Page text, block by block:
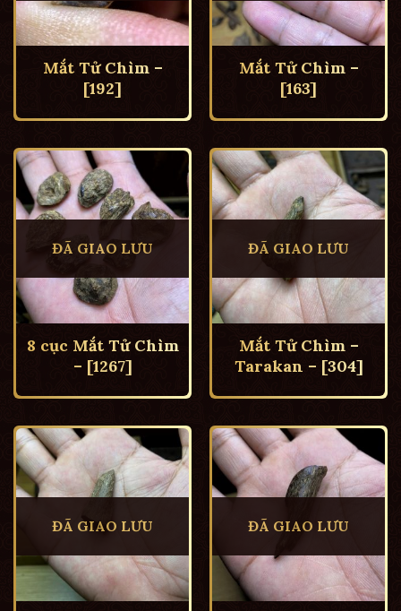
Mắt Tử Chìm –
[192]
Mắt Tử Chìm –
[163]
ĐÃ GIAO LƯU
8 cục Mắt Tử Chìm
– [1267]
ĐÃ GIAO LƯU
Mắt Tử Chìm –
Tarakan – [304]
ĐÃ GIAO LƯU ĐÃ GIAO LƯU